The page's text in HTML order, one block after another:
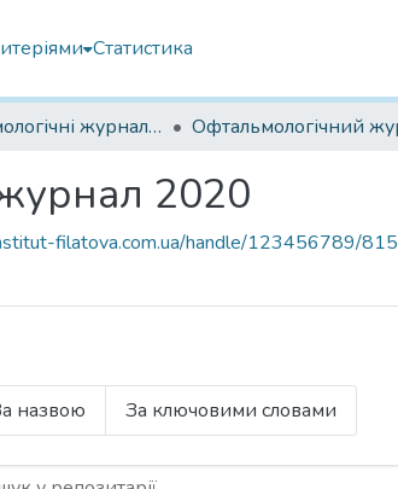
Статистика
Офтальмологічні журнали українські
2020
filatova.com.ua/handle/123456789/815
назвою За ключовими словами